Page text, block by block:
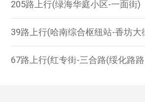
205路上行(绿海华庭小区-一面街)
39路上行(哈南综合枢纽站-香坊大
67路上行(红专街-三合路(绥化路